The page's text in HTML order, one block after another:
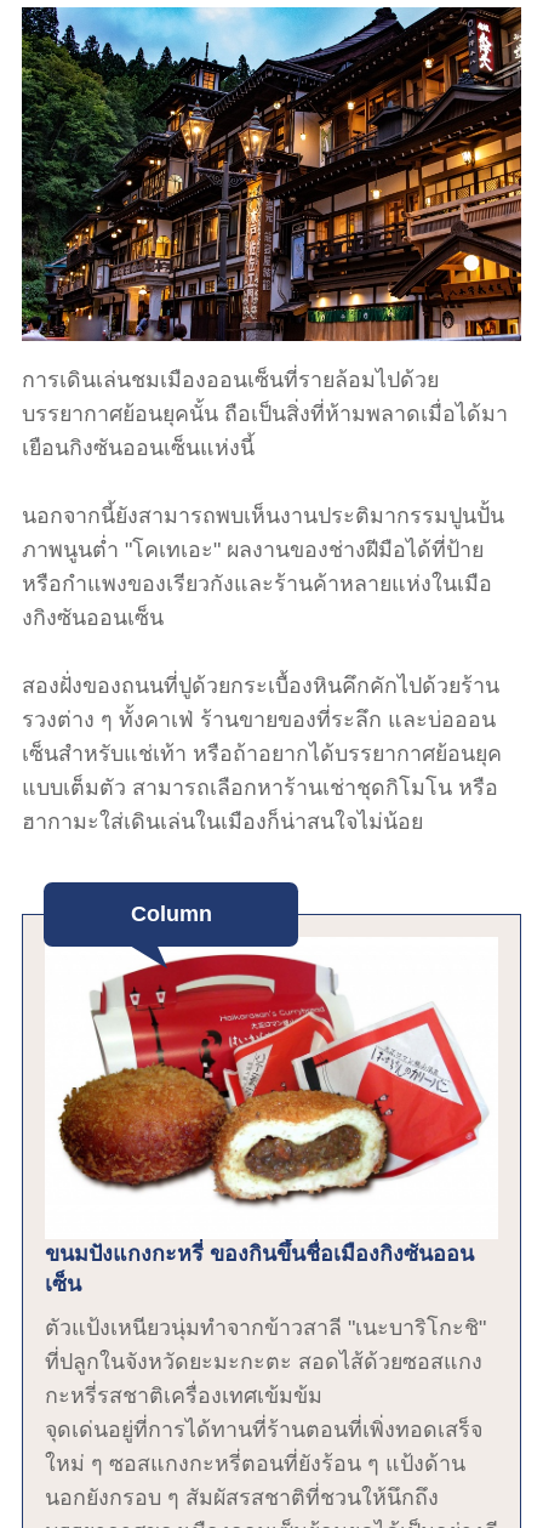
การเดินเล่นชมเมืองออนเซ็นที่รายล้อมไปด้วย
บรรยากาศย้อนยุคนั้น ถือเป็นสิ่งที่ห้ามพลาดเมื่อได้มา
เยือนกิงซันออนเซ็นแห่งนี้
นอกจากนี้ยังสามารถพบเห็นงานประติมากรรมปูนปั้น
ภาพนูนต่ำ "โคเทเอะ" ผลงานของช่างฝีมือได้ที่ป้าย
หรือกำแพงของเรียวกังและร้านค้าหลายแห่งในเมือ
งกิงซันออนเซ็น
สองฝั่งของถนนที่ปูด้วยกระเบื้องหินคึกคักไปด้วยร้าน
รวงต่าง ๆ ทั้งคาเฟ่ ร้านขายของที่ระลึก และบ่อออน
เซ็นสำหรับแช่เท้า หรือถ้าอยากได้บรรยากาศย้อนยุค
แบบเต็มตัว สามารถเลือกหาร้านเช่าชุดกิโมโน หรือ
ฮากามะใส่เดินเล่นในเมืองก็น่าสนใจไม่น้อย
Column
ขนมปังแกงกะหรี่ ของกินขึ้นชื่อเมืองกิงซันออน
เซ็น
ตัวแป้งเหนียวนุ่มทำจากข้าวสาลี "เนะบาริโกะชิ"
ที่ปลูกในจังหวัดยะมะกะตะ สอดไส้ด้วยซอสแกง
กะหรี่รสชาติเครื่องเทศเข้มข้ม
จุดเด่นอยู่ที่การได้ทานที่ร้านตอนที่เพิ่งทอดเสร็จ
ใหม่ ๆ ซอสแกงกะหรี่ตอนที่ยังร้อน ๆ แป้งด้าน
นอกยังกรอบ ๆ สัมผัสรสชาติที่ชวนให้นึกถึง